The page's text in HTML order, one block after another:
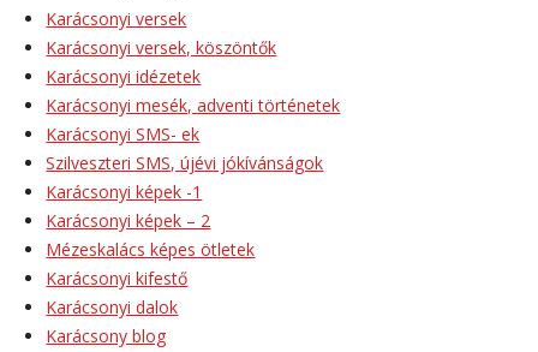
Karácsonyi versek
Karácsonyi versek, köszöntők
Karácsonyi idézetek
Karácsonyi mesék, adventi történetek
Karácsonyi SMS- ek
Szilveszteri SMS, újévi jókívánságok
Karácsonyi képek -1
Karácsonyi képek – 2
Mézeskalács képes ötletek
Karácsonyi kifestő
Karácsonyi dalok
Karácsony blog